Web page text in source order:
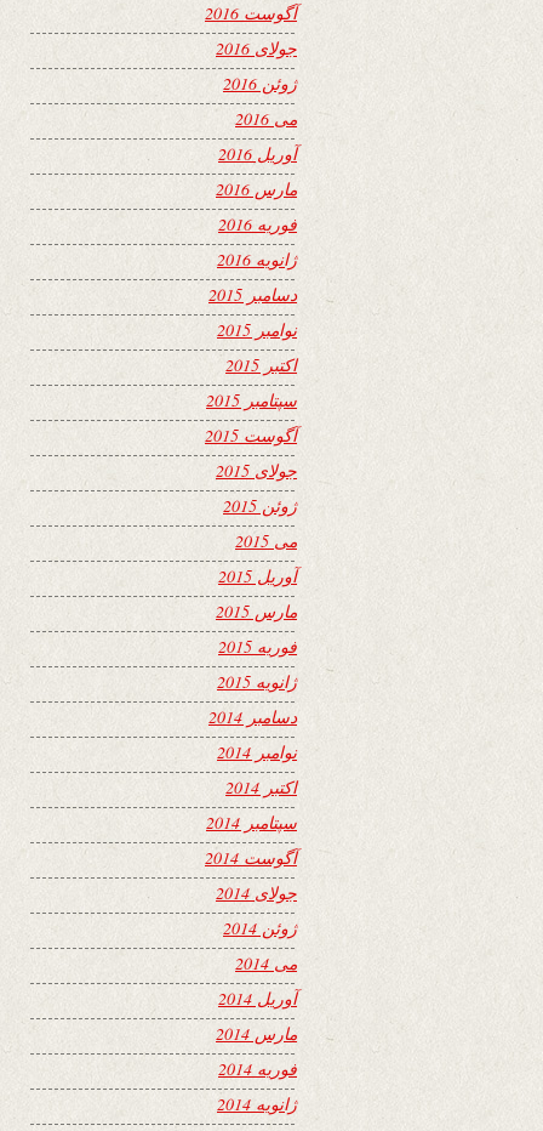
آگوست 2016
جولای 2016
ژوئن 2016
می 2016
آوریل 2016
مارس 2016
فوریه 2016
ژانویه 2016
دسامبر 2015
نوامبر 2015
اکتبر 2015
سپتامبر 2015
آگوست 2015
جولای 2015
ژوئن 2015
می 2015
آوریل 2015
مارس 2015
فوریه 2015
ژانویه 2015
دسامبر 2014
نوامبر 2014
اکتبر 2014
سپتامبر 2014
آگوست 2014
جولای 2014
ژوئن 2014
می 2014
آوریل 2014
مارس 2014
فوریه 2014
ژانویه 2014